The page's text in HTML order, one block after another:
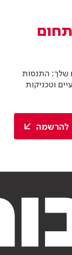
שלך: התנסות
וטכניקות
להרשמה